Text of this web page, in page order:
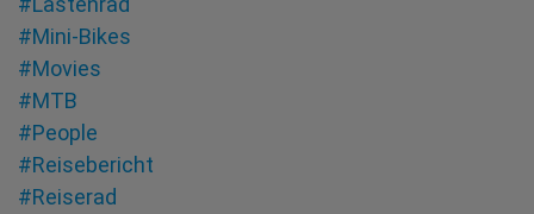
#Mini-Bikes
#Movies
#MTB
#People
#Reisebericht
#Reiserad